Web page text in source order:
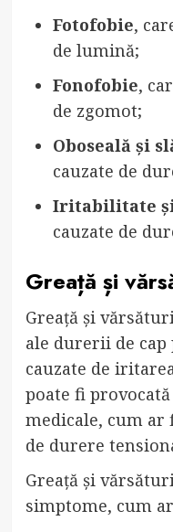
Fotofobie,
de lumină;
Fonofobie,
de zgomot;
Oboseală și
cauzate de
Iritabilitate
cauzate de
Greață și
Greață și
ale durerii de cap
cauzate de
poate fi
medicale, cum
de durere
Greață și
simptome, cum